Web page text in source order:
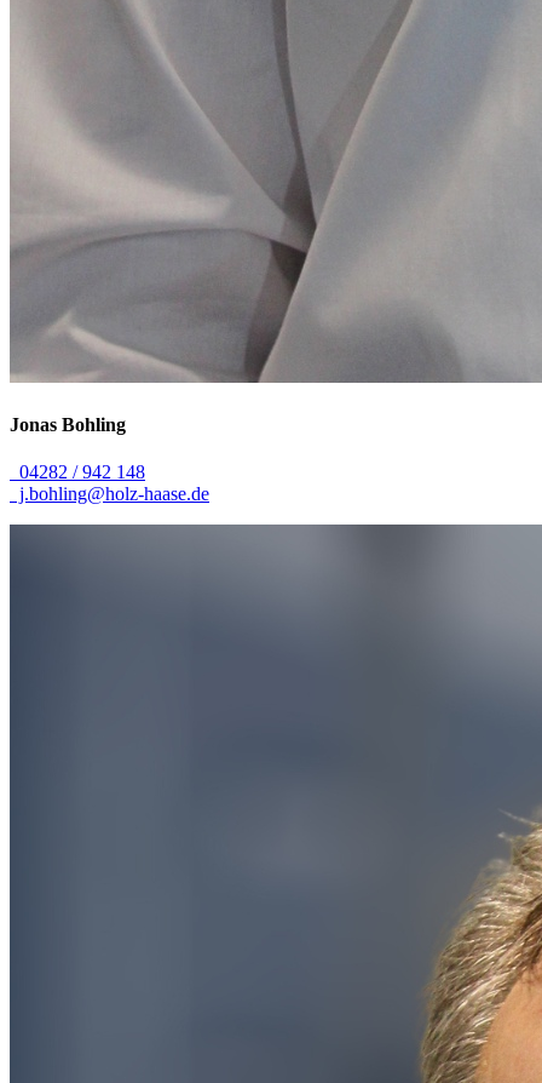
Jonas Bohling
04282 / 942 148
j.bohling@holz-haase.de